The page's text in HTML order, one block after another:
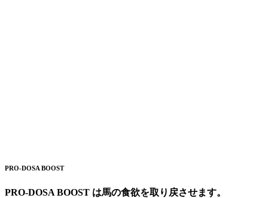
PRO-DOSA BOOST
PRO-DOSA BOOST は馬の食欲を取り戻させます。